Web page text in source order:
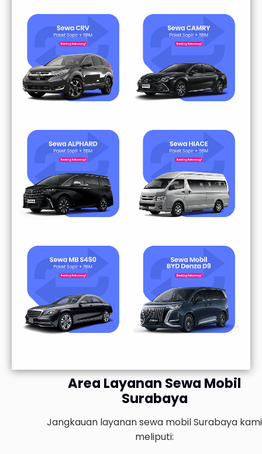
Area Layanan Sewa Mobil
Surabaya
Jangkauan layanan sewa mobil Surabaya kami
meliputi: